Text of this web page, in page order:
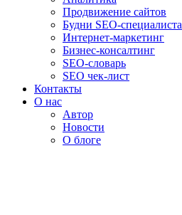
Продвижение сайтов
Будни SEO-специалиста
Интернет-маркетинг
Бизнес-консалтинг
SEO-словарь
SEO чек-лист
Контакты
О нас
Автор
Новости
О блоге